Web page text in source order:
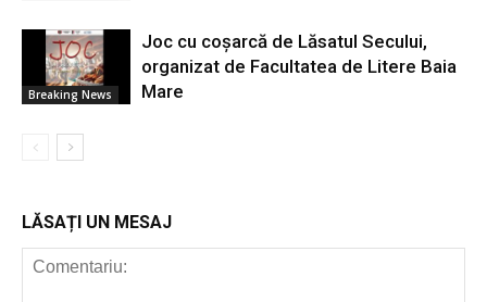
Breaking News
Joc cu coșarcă de Lăsatul Secului,
organizat de Facultatea de Litere Baia
Mare
LĂSAȚI UN MESAJ